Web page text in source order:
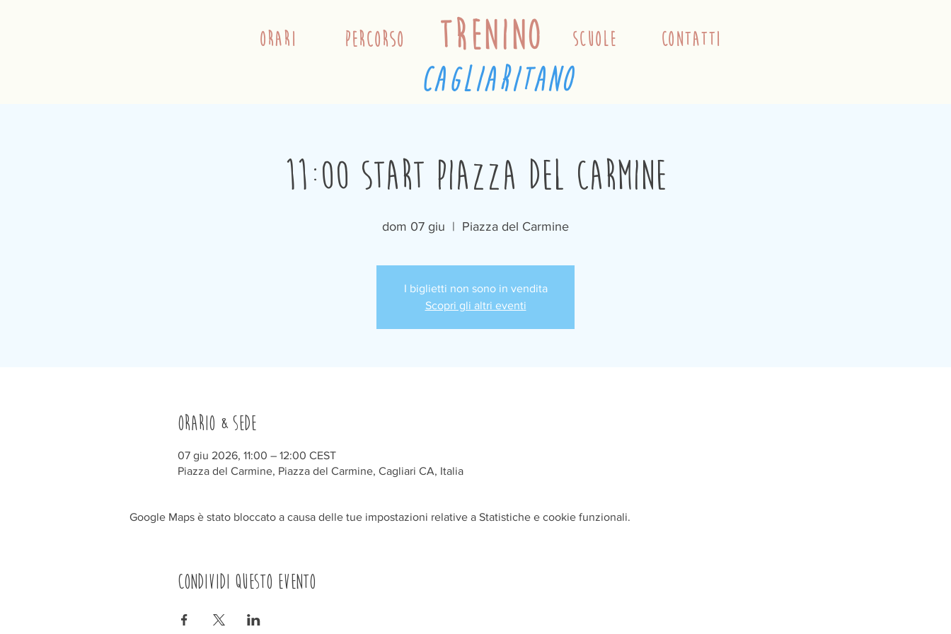
orari percorso trenino scuole
cagliaritano
contatti
11:00 Start Piazza del Carmine
dom 07 giu
  |
Piazza del Carmine
I biglietti non sono in vendita
Scopri gli altri eventi
Orario & Sede
07 giu 2026, 11:00 – 12:00 CEST
Piazza del Carmine, Piazza del Carmine, Cagliari CA, Italia
Google Maps è stato bloccato a causa delle tue impostazioni relative a Statistiche e cookie funzionali.
Condividi questo evento